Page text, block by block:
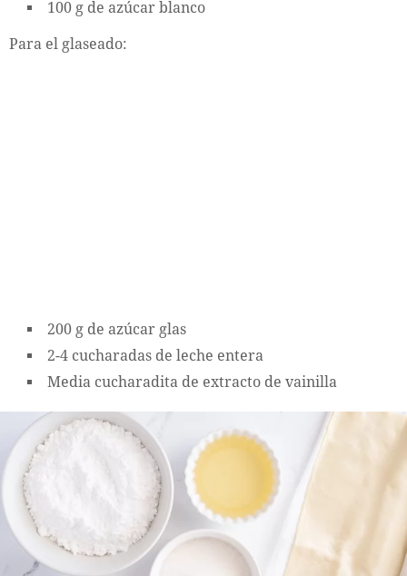
100 g de azúcar blanco
Para el glaseado:
200 g de azúcar glas
2-4 cucharadas de leche entera
Media cucharadita de extracto de vainilla